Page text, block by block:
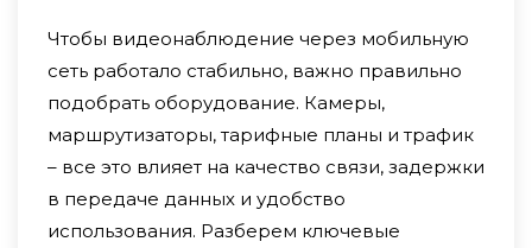
Чтобы видеонаблюдение через мобильную
сеть работало стабильно, важно правильно
подобрать оборудование. Камеры,
маршрутизаторы, тарифные планы и трафик
– все это влияет на качество связи, задержки
в передаче данных и удобство
использования. Разберем ключевые